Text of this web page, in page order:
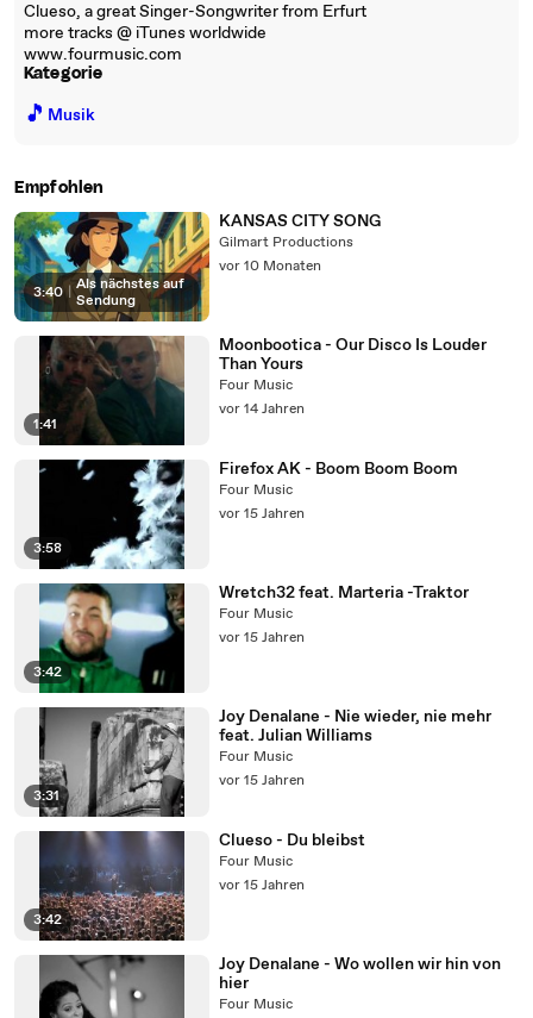
Clueso, a great Singer-Songwriter from Erfurt
more tracks @ iTunes worldwide
www.fourmusic.com
Kategorie
🎵 Musik
Empfohlen
3:40
Als nächstes auf
Sendung
KANSAS CITY SONG
Gilmart Productions
vor 10 Monaten
1:41
Moonbootica - Our Disco Is Louder
Than Yours
Four Music
vor 14 Jahren
3:58
Firefox AK - Boom Boom Boom
Four Music
vor 15 Jahren
3:42
Wretch32 feat. Marteria -Traktor
Four Music
vor 15 Jahren
3:31
Joy Denalane - Nie wieder, nie mehr
feat. Julian Williams
Four Music
vor 15 Jahren
3:42
Clueso - Du bleibst
Four Music
vor 15 Jahren
Joy Denalane - Wo wollen wir hin von
hier
Four Music